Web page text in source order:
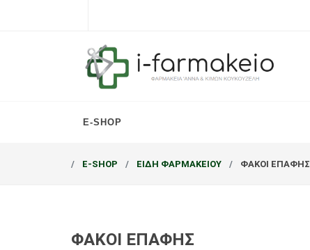
E-SHOP
E-SHOP ΕΙΔΗ ΦΑΡΜΑΚΕΙΟΥ ΦΑΚΟΙ ΕΠΑΦΗΣ
ΦΑΚΟΙ ΕΠΑΦΗΣ